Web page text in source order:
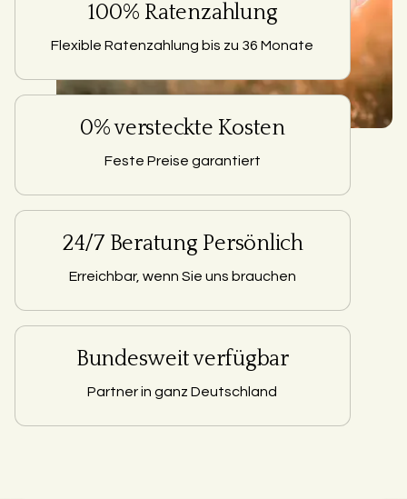
100% Ratenzahlung
Flexible Ratenzahlung bis zu 36 Monate
0% versteckte Kosten
Feste Preise garantiert
24/7 Beratung Persönlich
Erreichbar, wenn Sie uns brauchen
Bundesweit verfügbar
Partner in ganz Deutschland